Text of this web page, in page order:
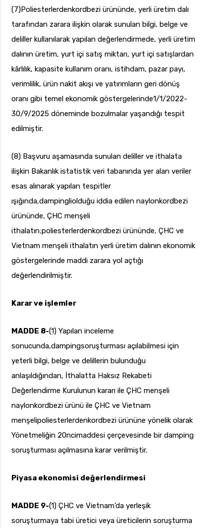
(7)Poliesterlerdenkordbezi ürününde, yerli üretim dalı
tarafından zarara ilişkin olarak sunulan bilgi, belge ve
deliller kullanılarak yapılan değerlendirmede, yerli üretim
dalının üretim, yurt içi satış miktarı, yurt içi satışlardan
kârlılık, kapasite kullanım oranı, istihdam, pazar payı,
verimlilik, ürün nakit akışı ve yatırımların geri dönüş
oranı gibi temel ekonomik göstergelerinde1/1/2022-
30/9/2025 döneminde bozulmalar yaşandığı tespit
edilmiştir.
(8) Başvuru aşamasında sunulan deliller ve ithalata
ilişkin Bakanlık istatistik veri tabanında yer alan veriler
esas alınarak yapılan tespitler
ışığında,dampingliolduğu iddia edilen naylonkordbezi
ürününde, ÇHC menşeli
ithalatın;poliesterlerdenkordbezi ürününde, ÇHC ve
Vietnam menşeli ithalatın yerli üretim dalının ekonomik
göstergelerinde maddi zarara yol açtığı
değerlendirilmiştir.
Karar ve işlemler
MADDE 8-(1) Yapılan inceleme
sonucunda,dampingsoruşturması açılabilmesi için
yeterli bilgi, belge ve delillerin bulunduğu
anlaşıldığından, İthalatta Haksız Rekabeti
Değerlendirme Kurulunun kararı ile ÇHC menşeli
naylonkordbezi ürünü ile ÇHC ve Vietnam
menşelipoliesterlerdenkordbezi ürününe yönelik olarak
Yönetmeliğin 20ncimaddesi çerçevesinde bir damping
soruşturması açılmasına karar verilmiştir.
Piyasa ekonomisi değerlendirmesi
MADDE 9-(1) ÇHC ve Vietnam’da yerleşik
soruşturmaya tabi üretici veya üreticilerin soruşturma